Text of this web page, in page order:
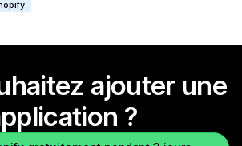
ajouter une
?